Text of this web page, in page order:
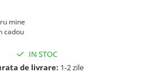
mine
cadou
IN STOC
de livrare: 1-2 zile